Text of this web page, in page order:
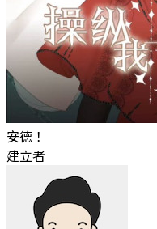
安德！
建立者